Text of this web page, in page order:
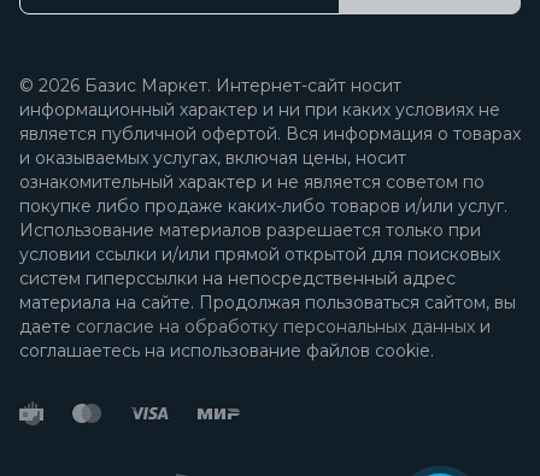
© 2026 Базис Маркет. Интернет-сайт носит
информационный характер и ни при каких условиях не
является публичной офертой. Вся информация о товарах
и оказываемых услугах, включая цены, носит
ознакомительный характер и не является советом по
покупке либо продаже каких-либо товаров и/или услуг.
Использование материалов разрешается только при
условии ссылки и/или прямой открытой для поисковых
систем гиперссылки на непосредственный адрес
материала на сайте. Продолжая пользоваться сайтом, вы
даете согласие на обработку персональных данных и
соглашаетесь на использование файлов cookie.